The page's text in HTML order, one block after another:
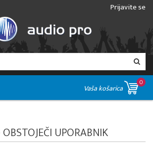
Prijavite se
Vaša košarica
0
OBSTOJEČI UPORABNIK